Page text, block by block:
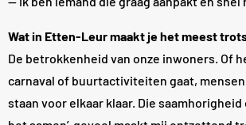
Wat in Etten-Leur maakt je het meest
De betrokkenheid van onze inwoners. Of
carnaval of buurtactiviteiten gaat,
staan voor elkaar klaar. Die saamhorigheid